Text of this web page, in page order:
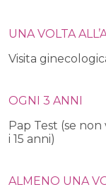
UNA VOLTA
Visita
OGNI 3 ANNI
Pap Test (se
i 15 anni)
ALMENO UNA